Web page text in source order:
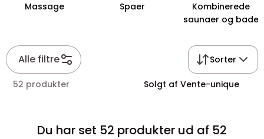
Massage Spaer
Kombinerede
saunaer og bade
Alle filtre Sorter
52 produkter Solgt af Vente-unique
Du har set 52 produkter ud af 52